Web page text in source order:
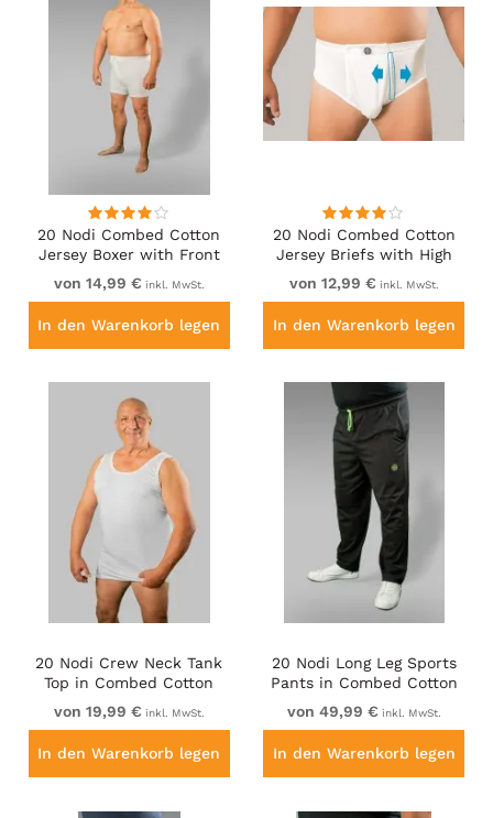
20 Nodi Combed Cotton
Jersey Boxer with Front
Button Fly White
von 14,99 € inkl. MwSt.
In den Warenkorb legen
20 Nodi Combed Cotton
Jersey Briefs with High
Side Cut and Side
Opening White
von 12,99 € inkl. MwSt.
In den Warenkorb legen
20 Nodi Crew Neck Tank
Top in Combed Cotton
Jersey White
von 19,99 € inkl. MwSt.
In den Warenkorb legen
20 Nodi Long Leg Sports
Pants in Combed Cotton
Jersey Black
von 49,99 € inkl. MwSt.
In den Warenkorb legen